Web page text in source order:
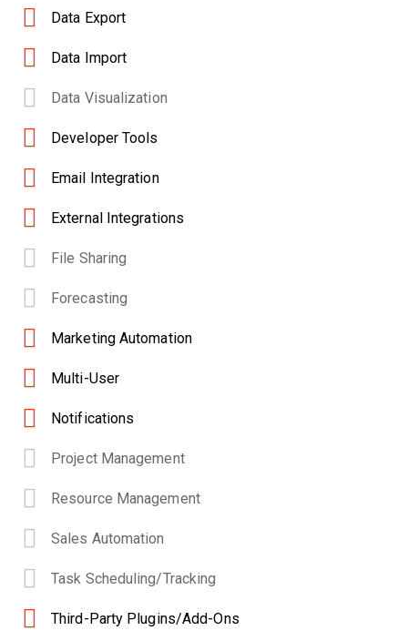
Data Export
Data Import
Data Visualization
Developer Tools
Email Integration
External Integrations
File Sharing
Forecasting
Marketing Automation
Multi-User
Notifications
Project Management
Resource Management
Sales Automation
Task Scheduling/Tracking
Third-Party Plugins/Add-Ons